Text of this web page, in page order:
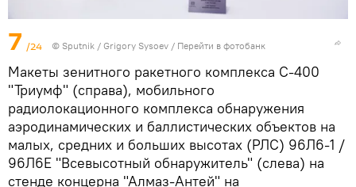
7 /24 © Sputnik / Grigory Sysoev / Перейти в фотобанк
Макеты зенитного ракетного комплекса С-400
"Триумф" (справа), мобильного
радиолокационного комплекса обнаружения
аэродинамических и баллистических объектов на
малых, средних и больших высотах (РЛС) 96Л6-1 /
96Л6Е "Всевысотный обнаружитель" (слева) на
стенде концерна "Алмаз-Антей" на